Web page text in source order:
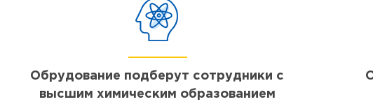
Обрудование подберут сотрудники с
высшим химическим образованием